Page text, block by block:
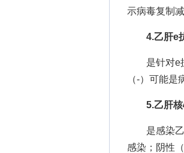
示病毒复制
4.乙肝e
是针对e抗
（-）可能是
5.乙肝核
是感染乙
感染；阴性